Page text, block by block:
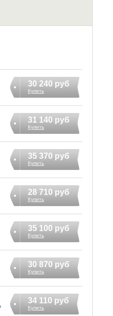
30 240 руб
Купить
31 140 руб
Купить
35 370 руб
Купить
28 710 руб
Купить
35 100 руб
Купить
30 870 руб
Купить
34 110 руб
Купить